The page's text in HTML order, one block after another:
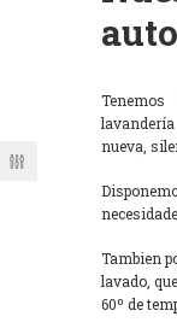
nueva,
Tambien
lavado,
60º de